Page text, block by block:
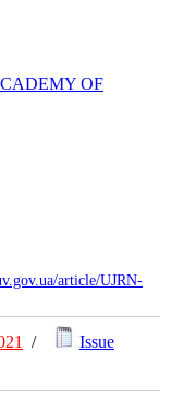
OF
article/UJRN-
/
Issue